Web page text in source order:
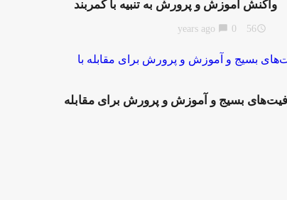
واکنش آموزش و پرورش به تنبیه با کمربند
access_time
56 years ago
chat_bubble 0
بسیج و آموزش و پرورش برای مقابله